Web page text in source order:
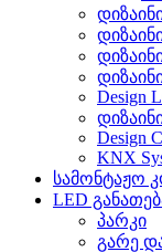
Design
Design
KNX
სამონტაჟო
LED
პარკი
გარე